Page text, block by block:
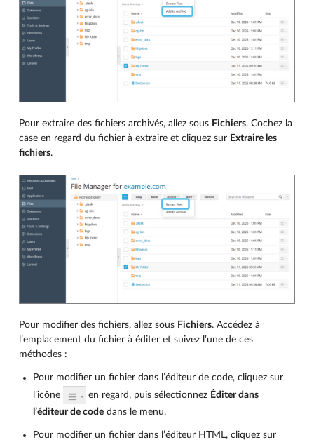
Pour extraire des fichiers archivés, allez sous Fichiers. Cochez la
case en regard du fichier à extraire et cliquez sur Extraire les
fichiers.
Pour modifier des fichiers, allez sous Fichiers. Accédez à
l’emplacement du fichier à éditer et suivez l’une de ces
méthodes :
Pour modifier un fichier dans l’éditeur de code, cliquez sur
l’icône
en regard, puis sélectionnez Éditer dans
l’éditeur de code dans le menu.
Pour modifier un fichier dans l’éditeur HTML, cliquez sur